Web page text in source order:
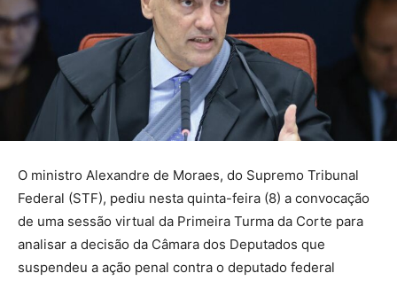
O ministro Alexandre de Moraes, do Supremo Tribunal
Federal (STF), pediu nesta quinta-feira (8) a convocação
de uma sessão virtual da Primeira Turma da Corte para
analisar a decisão da Câmara dos Deputados que
suspendeu a ação penal contra o deputado federal